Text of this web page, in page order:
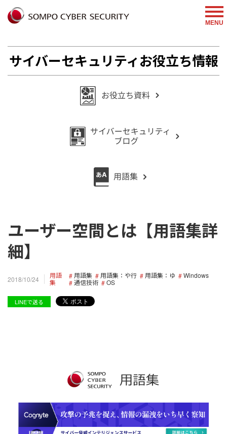
MENU
サイバーセキュリティお役立ち情報
ユーザー空間とは【用語集詳
細】
2018/10/24
用語
集
用語集 用語集：や行 用語集：ゆ
Windows
通信技術
OS
LINEで送る